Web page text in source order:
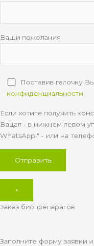
Ваши пожелания
Поставив галочку
конфиденциальности
Если хотите получить
Вацап - в нижнем левом
WhatsApp!" - или на
×
Заказ биопрепаратов
Заполните форму заявки